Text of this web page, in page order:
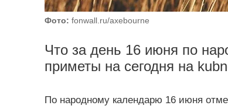
Фото: fonwall.ru/axebourne
Что за день 16 июня по
приметы на сегодня на
По народному календарю 16 июня